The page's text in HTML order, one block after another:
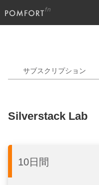
サブスクリプション
Silverstack Lab
10日間